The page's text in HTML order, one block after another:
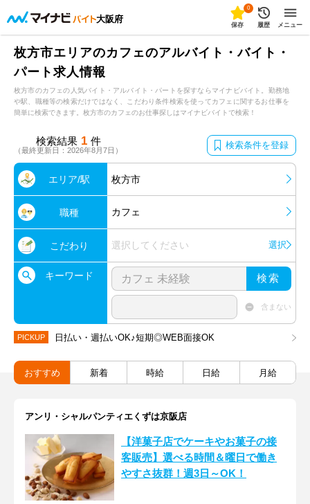
大阪府
0
保存 履歴 メニュー
枚方市エリアのカフェのアルバイト・バイト・
パート求人情報
枚方市のカフェの人気バイト・アルバイト・パートを探すならマイナビバイト。勤務地
や駅、職種等の検索だけではなく、こだわり条件検索を使ってカフェに関するお仕事を
簡単に検索できます。枚方市のカフェのお仕事探しはマイナビバイトで検索！
検索結果 1 件
（最終更新日：2026年8月7日） 検索条件を登録
エリア/駅 枚方市
職種 カフェ
こだわり 選択してください 選択
キーワード 検索
含まない
PICKUP 日払い・週払いOK♪短期◎WEB面接OK
おすすめ 新着 時給 日給 月給
アンリ・シャルパンティエくずは京阪店
【洋菓子店でケーキやお菓子の接
客販売】選べる時間＆曜日で働き
やすさ抜群！週3日～OK！